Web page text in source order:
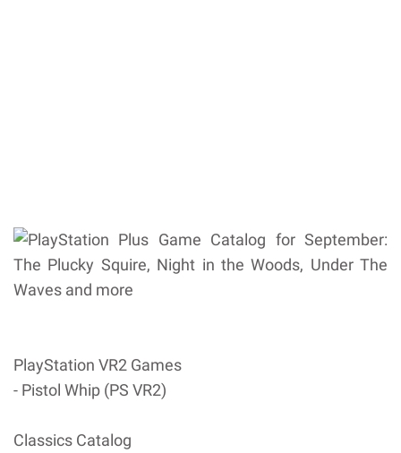
PlayStation VR2 Games
- Pistol Whip (PS VR2)
Classics Catalog